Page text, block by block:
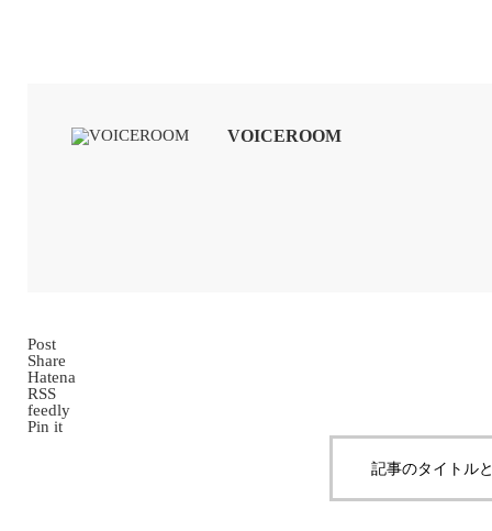
VOICEROOM
Post
Share
Hatena
RSS
feedly
Pin it
記事のタイトル